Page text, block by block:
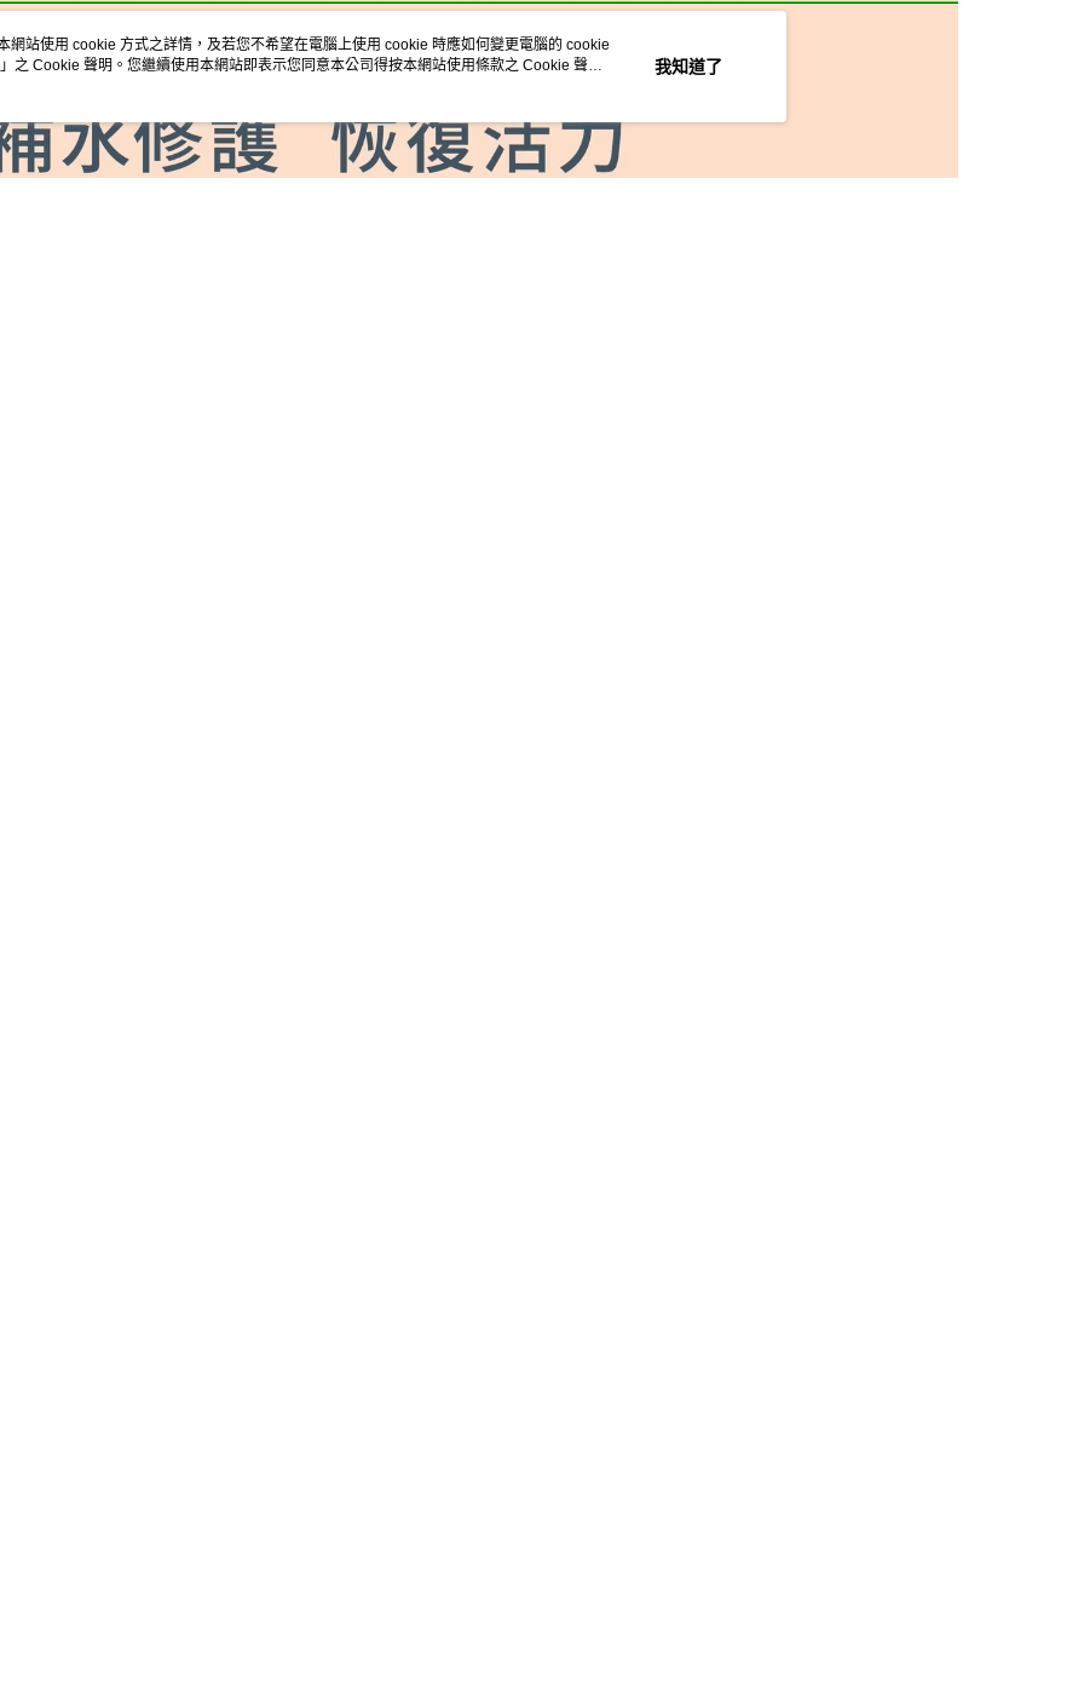
網站使用 cookie 方式之詳情，及若您不希望在電腦上使用 cookie 時應如何變更電腦的 cookie
」之 Cookie 聲明。您繼續使用本網站即表示您同意本公司得按本網站使用條款之 Cookie 聲明
我知道了